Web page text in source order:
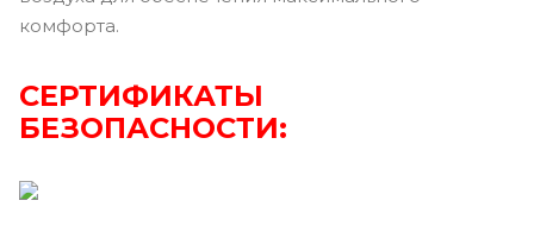
комфорта.
СЕРТИФИКАТЫ
БЕЗОПАСНОСТИ: